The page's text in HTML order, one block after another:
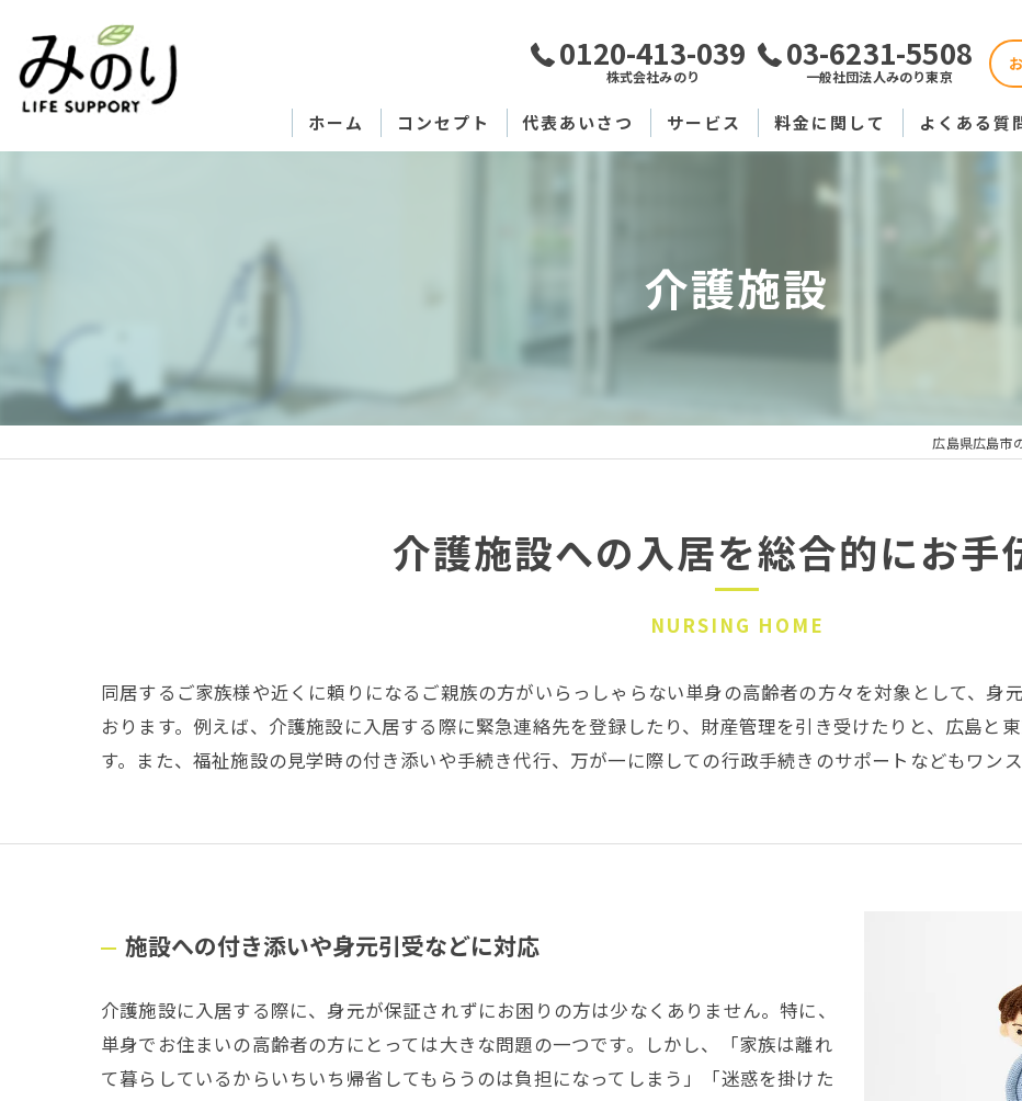
0120-413-039
株式会社みのり
03-6231-5508
一般社団法人みのり東京
ホーム コンセプト 代表あいさつ サービス 料金に関して
広島の料金に関して
よくある質
介護施設
広島県広島市
介護施設への入居を総合的にお手
NURSING HOME
同居するご家族様や近くに頼りになるご親族の方がいらっしゃらない単身の高齢者の方々を対象として、身
おります。例えば、介護施設に入居する際に緊急連絡先を登録したり、財産管理を引き受けたりと、広島と
す。また、福祉施設の見学時の付き添いや手続き代行、万が一に際しての行政手続きのサポートなどもワンス
施設への付き添いや身元引受などに対応
介護施設に入居する際に、身元が保証されずにお困りの方は少なくありません。特に、
単身でお住まいの高齢者の方にとっては大きな問題の一つです。しかし、「家族は離れ
て暮らしているからいちいち帰省してもらうのは負担になってしまう」「迷惑を掛けた